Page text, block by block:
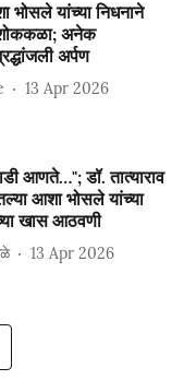
भोसले यांच्या निधनाने
शोककळा; अनेक
अर्पण
13 Apr 2026
आणते…"; डॉ. तात्याराव
आशा भोसले यांच्या
खास आठवणी
13 Apr 2026